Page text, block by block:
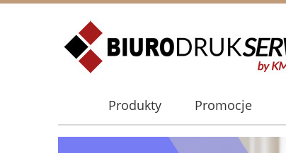
Produkty Promocje